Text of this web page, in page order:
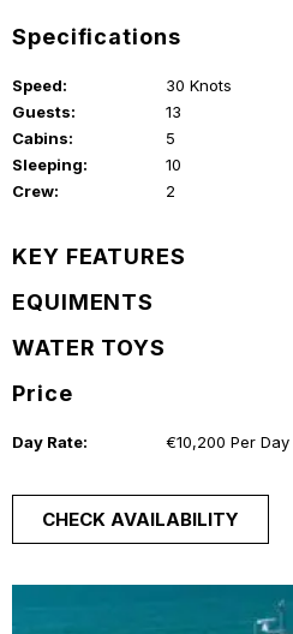
Specifications
Speed:
30 Knots
Guests:
13
Cabins:
5
Sleeping:
10
Crew:
2
KEY FEATURES
EQUIMENTS
WATER TOYS
Price
Day Rate: €10,200 Per Day
CHECK AVAILABILITY